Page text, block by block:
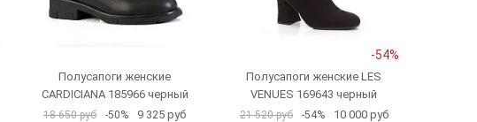
Полусапоги женские
CARDICIANA 185966 черный
18 650 руб -50% 9 325 руб
-54%
Полусапоги женские LES
VENUES 169643 черный
21 520 руб -54% 10 000 руб